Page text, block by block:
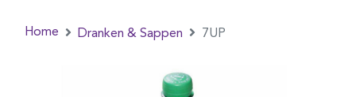
Home Dranken & Sappen 7UP